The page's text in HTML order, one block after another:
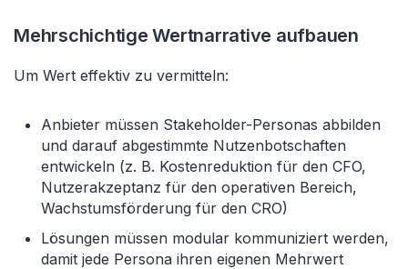
Mehrschichtige Wertnarrative aufbauen
Um Wert effektiv zu vermitteln:
Anbieter müssen Stakeholder-Personas abbilden
und darauf abgestimmte Nutzenbotschaften
entwickeln (z. B. Kostenreduktion für den CFO,
Nutzerakzeptanz für den operativen Bereich,
Wachstumsförderung für den CRO)
Lösungen müssen modular kommuniziert werden,
damit jede Persona ihren eigenen Mehrwert